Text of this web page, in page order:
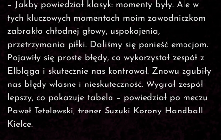
– Jakby powiedział klasyk: momenty były. Ale w
tych kluczowych momentach moim zawodniczkom
zabrakło chłodnej głowy, uspokojenia,
przetrzymania piłki. Daliśmy się ponieść emocjom.
Pojawiły się proste błędy, co wykorzystał zespół z
Elbląga i skutecznie nas kontrował. Znowu zgubiły
nas błędy własne i nieskuteczność. Wygrał zespół
lepszy, co pokazuje tabela – powiedział po meczu
Paweł Tetelewski, trener Suzuki Korony Handball
Kielce.